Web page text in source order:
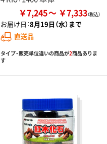
￥7,245 ￥7,333
お届け日：8月19日（水）まで
直送品
タイプ・販売単位違いの商品が2商品ありま
す